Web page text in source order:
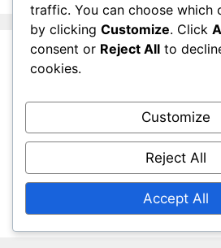
Categories
Choisir le bon meuble pour
L'impact des meubles sur
Les tendances actuelles en
traffic. You can choose which
by clicking Customize. Click
consent or Reject All to
cookies.
Customize
Reject All
Accept All